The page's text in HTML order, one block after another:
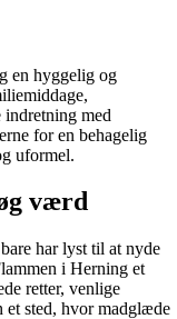
en hyggelig og
indretning med
for en behagelig
uformel.
værd
har lyst til at nyde
i Herning et
retter, venlige
et sted, hvor madglæde